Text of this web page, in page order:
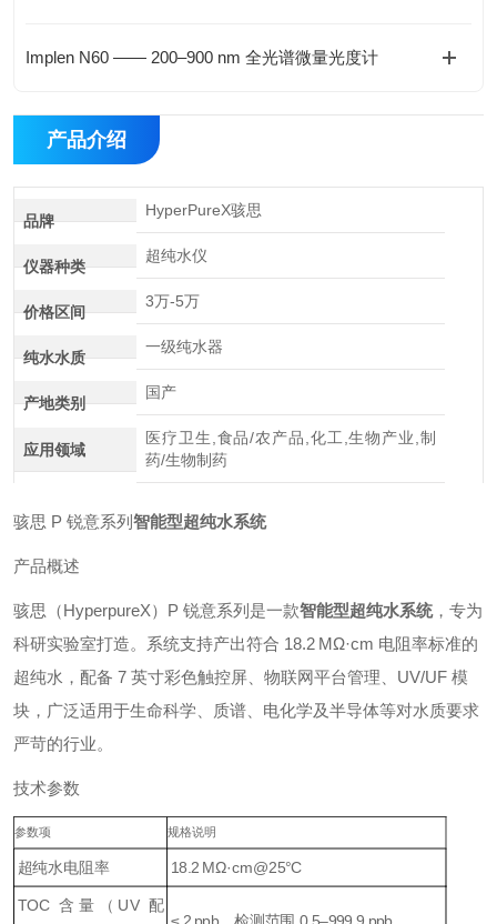
Implen N60 —— 200–900 nm 全光谱微量光度计
产品介绍
品牌
HyperPureX骇思
仪器种类
超纯水仪
价格区间
3万-5万
纯水水质
一级纯水器
产地类别
国产
应用领域
医疗卫生,食品/农产品,化工,生物产业,制
药/生物制药
骇思 P 锐意系列 智能型超纯水系统
产品概述
骇思（HyperpureX）P 锐意系列是一款智能型超纯水系统，专为
科研实验室打造。系统支持产出符合 18.2 MΩ·cm 电阻率标准的
超纯水，配备 7 英寸彩色触控屏、物联网平台管理、UV/UF 模
块，广泛适用于生命科学、质谱、电化学及半导体等对水质要求
严苛的行业。
技术参数
参数项 规格说明
超纯水电阻率 18.2 MΩ·cm@25°C
TOC 含量（UV 配
≤ 2 ppb，检测范围 0.5–999.9 ppb